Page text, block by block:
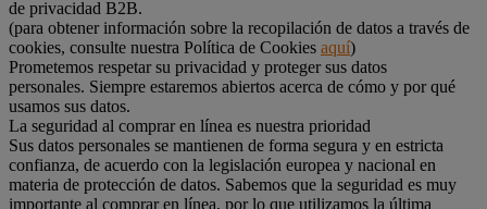
de privacidad B2B.
(para obtener información sobre la recopilación de datos a través de
cookies, consulte nuestra Política de Cookies aquí)
Prometemos respetar su privacidad y proteger sus datos
personales. Siempre estaremos abiertos acerca de cómo y por qué
usamos sus datos.
La seguridad al comprar en línea es nuestra prioridad
Sus datos personales se mantienen de forma segura y en estricta
confianza, de acuerdo con la legislación europea y nacional en
materia de protección de datos. Sabemos que la seguridad es muy
importante al comprar en línea, por lo que utilizamos la última